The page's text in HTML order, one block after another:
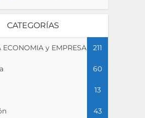
CATEGORÍAS
ECONOMIA y EMPRESA 211
60
13
43